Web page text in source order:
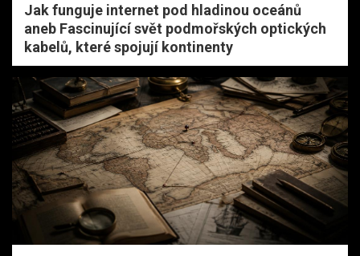
Jak funguje internet pod hladinou oceánů
aneb Fascinující svět podmořských optických
kabelů, které spojují kontinenty